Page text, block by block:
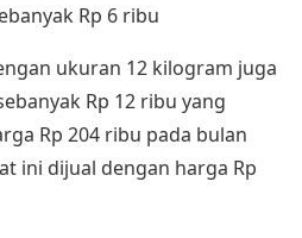
Rp 6 ribu
ukuran 12 kilogram juga
Rp 12 ribu yang
Rp 204 ribu pada bulan
ini dijual dengan harga Rp